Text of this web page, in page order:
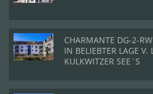
CHARMANTE DG-2-
IN BELIEBTER LAGE
KULKWITZER SEE´S